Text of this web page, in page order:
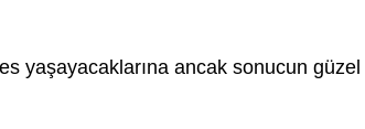
yaşayacaklarına ancak sonucun güzel